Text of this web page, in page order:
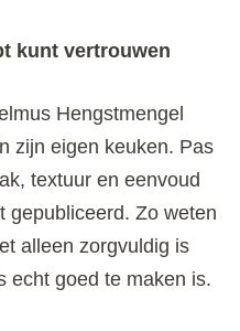
kunt vertrouwen
Hengstmengel
zijn eigen keuken. Pas
textuur en eenvoud
gepubliceerd. Zo weten
alleen zorgvuldig is
echt goed te maken is.